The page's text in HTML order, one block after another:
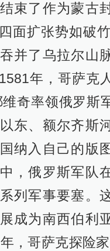
束了作为蒙古
面扩张势如破
并了乌拉尔山
年，哥萨克
维奇率领俄罗斯
东、额尔齐斯
纳入自己的版
，俄罗斯军队
列军事要塞。
成为南西伯利
，哥萨克探险